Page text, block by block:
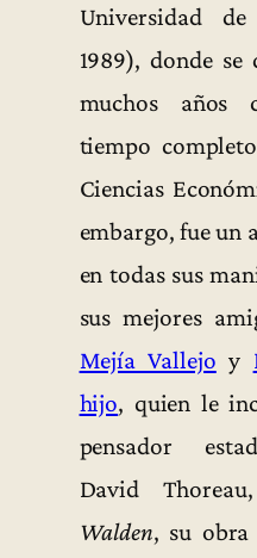
Universidad
1989), donde se
muchos años
tiempo
Ciencias
embargo, fue un
en todas sus
sus mejores
Mejía Vallejo y
hijo, quien le
pensador
David
Walden, su obra